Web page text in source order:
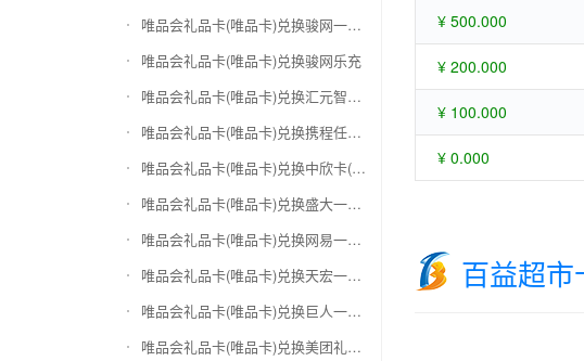
唯品会礼品卡(唯品卡)兑换骏网一卡通
唯品会礼品卡(唯品卡)兑换骏网乐充
唯品会礼品卡(唯品卡)兑换汇元智付卡
唯品会礼品卡(唯品卡)兑换携程任我行
唯品会礼品卡(唯品卡)兑换中欣卡(中欣通卡)
唯品会礼品卡(唯品卡)兑换盛大一卡通
唯品会礼品卡(唯品卡)兑换网易一卡通
唯品会礼品卡(唯品卡)兑换天宏一卡通（易冲天宏卡）
唯品会礼品卡(唯品卡)兑换巨人一卡通(征途卡)
唯品会礼品卡(唯品卡)兑换美团礼品卡
¥ 500.000
¥ 200.000
¥ 100.000
¥ 0.000
百益超市